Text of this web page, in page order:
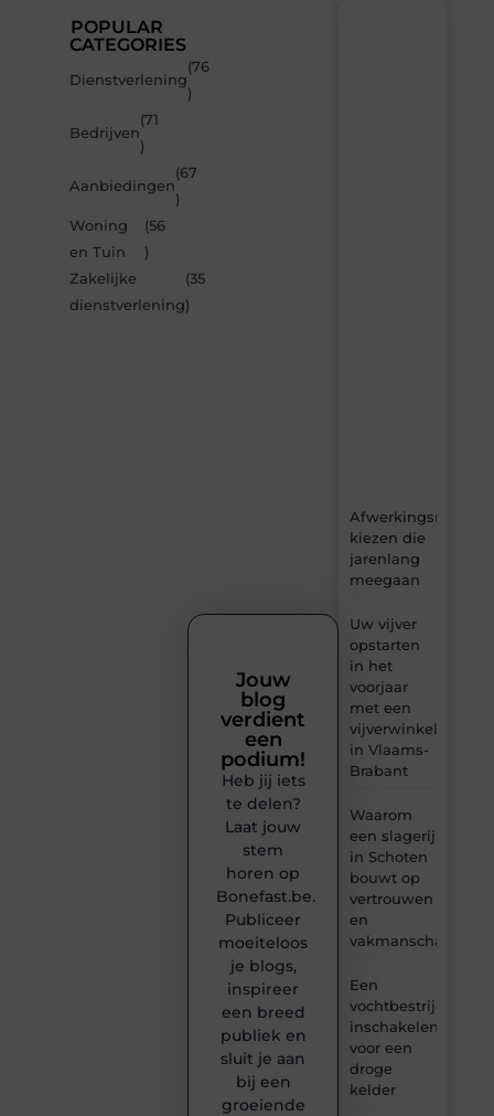
POPULAR
CATEGORIES
Dienstverlening
(76
)
Bedrijven
(71
)
Aanbiedingen
(67
)
Woning
en Tuin
(56
)
Zakelijke
dienstverlening
(35
)
kiezen die
jarenlang
meegaan
Uw vijver
opstarten
in het
voorjaar
met een
vijverwinkel
in Vlaams-
Brabant
Waarom
een slagerij
in Schoten
bouwt op
vertrouwen
en
vakmanschap
Een
inschakelen
voor een
droge
kelder
Jouw
blog
verdient
een
podium!
Heb jij iets
te delen?
Laat jouw
stem
horen op
Bonefast.be.
Publiceer
moeiteloos
je blogs,
inspireer
een breed
publiek en
sluit je aan
bij een
groeiende